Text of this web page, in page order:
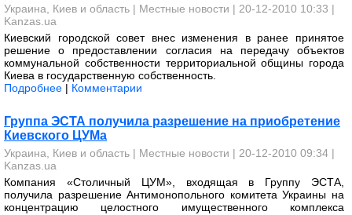
Украина, Киев и область | Местные новости | 20-12-2010 10:33 |
Kanzas.ua
Киевский городской совет внес изменения в ранее принятое
решение о предоставлении согласия на передачу объектов
коммунальной собственности территориальной общины города
Киева в государственную собственность.
Подробнее | Комментарии
Группа ЭСТА получила разрешение на приобретение
Киевского ЦУМа
Украина, Киев и область | Местные новости | 20-12-2010 09:34 |
Kanzas.ua
Компания «Столичный ЦУМ», входящая в Группу ЭСТА,
получила разрешение Антимонопольного комитета Украины на
концентрацию целостного имущественного комплекса